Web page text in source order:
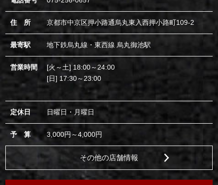
住 所 京都市中京区押小路通烏丸東入西押小路町109-2
最寄駅 地下鉄烏丸線・東西線 烏丸御池駅
営業時間
[火～土] 18:00～24:00
[日] 17:30～23:00
定休日 日曜日・月曜日
予 算 3,000円～4,000円
その他の店舗情報